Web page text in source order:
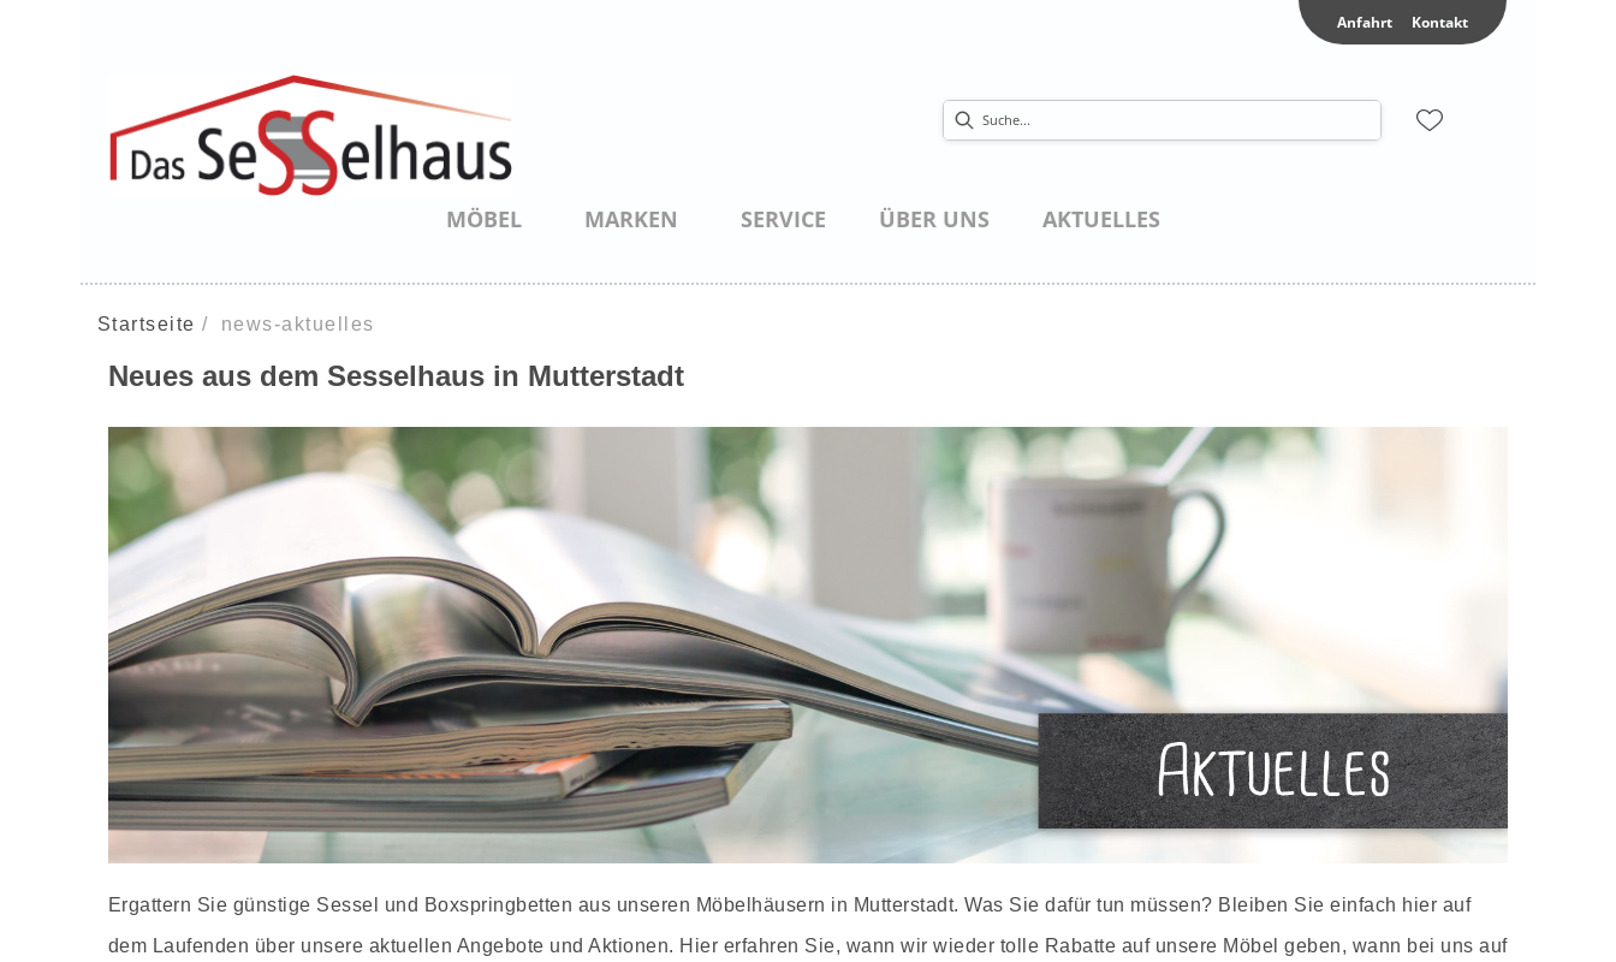
Anfahrt Kontakt
MÖBEL MARKEN SERVICE ÜBER UNS AKTUELLES
Startseite news-aktuelles
Neues aus dem Sesselhaus in Mutterstadt
Ergattern Sie günstige Sessel und Boxspringbetten aus unseren Möbelhäusern in Mutterstadt. Was Sie dafür tun müssen? Bleiben Sie einfach hier auf
dem Laufenden über unsere aktuellen Angebote und Aktionen. Hier erfahren Sie, wann wir wieder tolle Rabatte auf unsere Möbel geben, wann bei uns auf